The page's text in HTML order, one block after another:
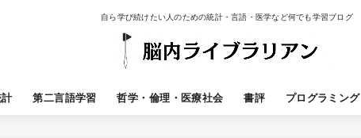
自ら学び続けたい人のための統計・言語・医学など何でも学習ブログ
第二言語学習 哲学・倫理・医療社会 書評 プログラミング